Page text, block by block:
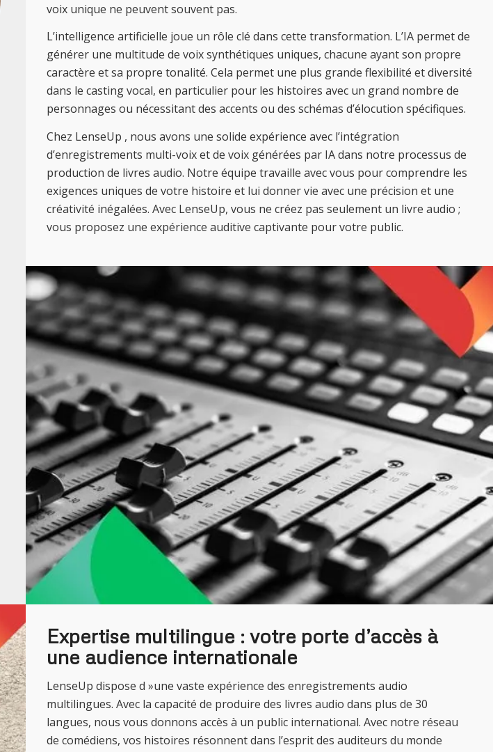
voix unique ne peuvent souvent pas.
L’intelligence artificielle joue un rôle clé dans cette transformation. L’IA permet de
générer une multitude de voix synthétiques uniques, chacune ayant son propre
caractère et sa propre tonalité. Cela permet une plus grande flexibilité et diversité
dans le casting vocal, en particulier pour les histoires avec un grand nombre de
personnages ou nécessitant des accents ou des schémas d’élocution spécifiques.
Chez LenseUp , nous avons une solide expérience avec l’intégration
d’enregistrements multi-voix et de voix générées par IA dans notre processus de
production de livres audio. Notre équipe travaille avec vous pour comprendre les
exigences uniques de votre histoire et lui donner vie avec une précision et une
créativité inégalées. Avec LenseUp, vous ne créez pas seulement un livre audio ;
vous proposez une expérience auditive captivante pour votre public.
Expertise multilingue : votre porte d’accès à
une audience internationale
LenseUp dispose d »une vaste expérience des enregistrements audio
multilingues. Avec la capacité de produire des livres audio dans plus de 30
langues, nous vous donnons accès à un public international. Avec notre réseau
de comédiens, vos histoires résonnent dans l’esprit des auditeurs du monde